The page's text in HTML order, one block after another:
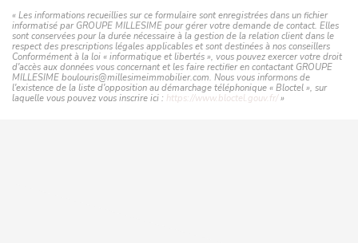
« Les informations recueillies sur ce formulaire sont enregistrées dans un fichier
informatisé par GROUPE MILLESIME pour gérer votre demande de contact. Elles
sont conservées pour la durée nécessaire à la gestion de la relation client dans le
respect des prescriptions légales applicables et sont destinées à nos conseillers
Conformément à la loi « informatique et libertés », vous pouvez exercer votre droit
d'accès aux données vous concernant et les faire rectifier en contactant GROUPE
MILLESIME boulouris@millesimeimmobilier.com. Nous vous informons de
l'existence de la liste d'opposition au démarchage téléphonique « Bloctel », sur
laquelle vous pouvez vous inscrire ici : https://www.bloctel.gouv.fr/»